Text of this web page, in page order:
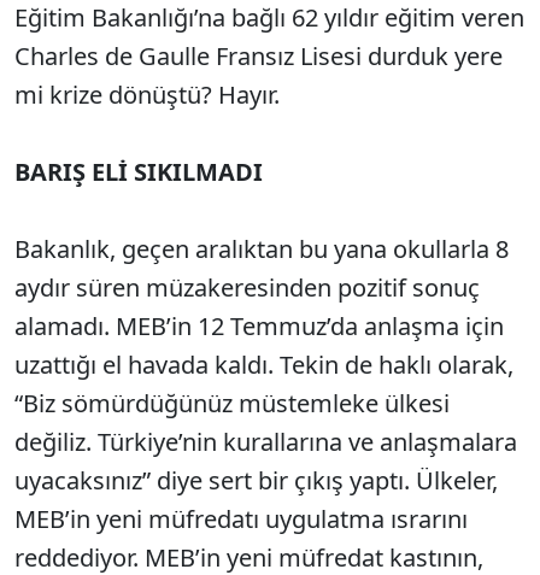
Eğitim Bakanlığı’na bağlı 62 yıldır eğitim veren
Charles de Gaulle Fransız Lisesi durduk yere
mi krize dönüştü? Hayır.
BARIŞ ELİ SIKILMADI
Bakanlık, geçen aralıktan bu yana okullarla 8
aydır süren müzakeresinden pozitif sonuç
alamadı. MEB’in 12 Temmuz’da anlaşma için
uzattığı el havada kaldı. Tekin de haklı olarak,
“Biz sömürdüğünüz müstemleke ülkesi
değiliz. Türkiye’nin kurallarına ve anlaşmalara
uyacaksınız” diye sert bir çıkış yaptı. Ülkeler,
MEB’in yeni müfredatı uygulatma ısrarını
reddediyor. MEB’in yeni müfredat kastının,